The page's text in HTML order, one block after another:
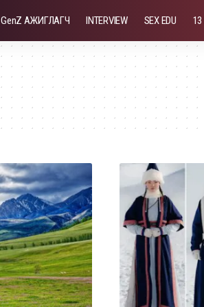
GenZ АЖИГЛАГЧ INTERVIEW SEX EDU